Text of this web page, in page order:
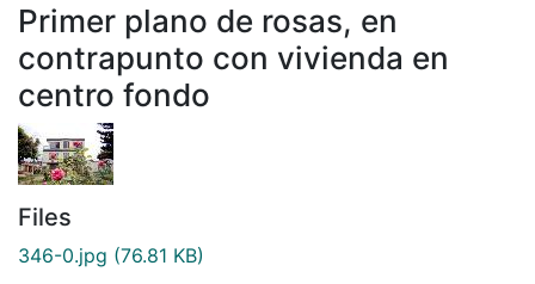
Primer plano de rosas, en
contrapunto con vivienda en
centro fondo
Files
346-0.jpg (76.81 KB)